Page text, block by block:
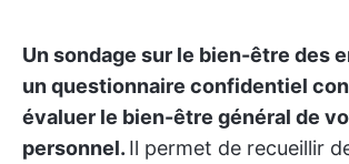
Un sondage sur le bien-être des
un questionnaire confidentiel
évaluer le bien-être général de
personnel. Il permet de recueillir